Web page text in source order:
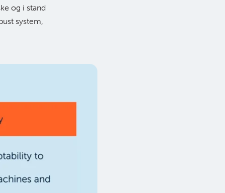
og i stand
system,